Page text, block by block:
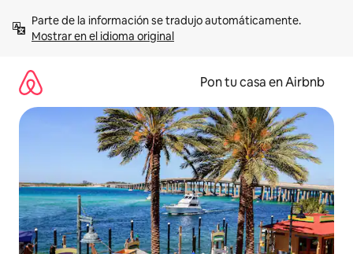
contenidoMostrar en el idioma original
Pon tu casa en Airbnb